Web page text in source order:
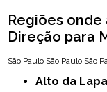
Regiões
Direção para
São Paulo São Paulo São
Alto da Lapa